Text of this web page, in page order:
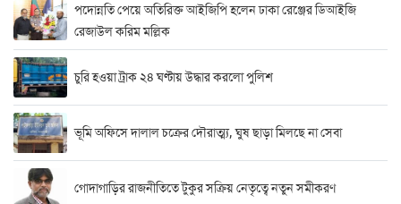
পদোন্নতি পেয়ে অতিরিক্ত আইজিপি হলেন ঢাকা রেঞ্জের ডিআইজি
রেজাউল করিম মল্লিক
চুরি হওয়া ট্রাক ২৪ ঘণ্টায় উদ্ধার করলো পুলিশ
ভূমি অফিসে দালাল চক্রের দৌরাত্ম্য, ঘুষ ছাড়া মিলছে না সেবা
গোদাগাড়ির রাজনীতিতে টুকুর সক্রিয় নেতৃত্বে নতুন সমীকরণ